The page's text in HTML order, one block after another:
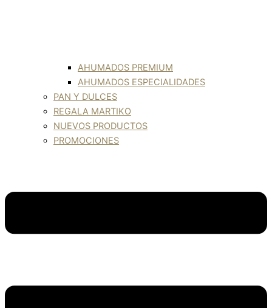
AHUMADOS PREMIUM
AHUMADOS ESPECIALIDADES
PAN Y DULCES
REGALA MARTIKO
NUEVOS PRODUCTOS
PROMOCIONES